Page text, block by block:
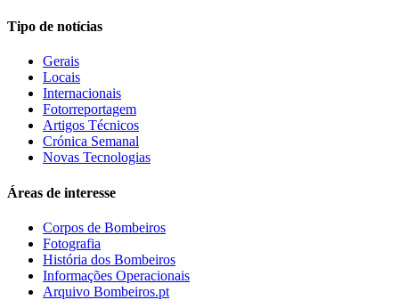
Tipo de notícias
Gerais
Locais
Internacionais
Fotorreportagem
Artigos Técnicos
Crónica Semanal
Novas Tecnologias
Áreas de interesse
Corpos de Bombeiros
Fotografia
História dos Bombeiros
Informações Operacionais
Arquivo Bombeiros.pt